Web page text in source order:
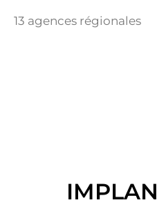
13 agences régionales